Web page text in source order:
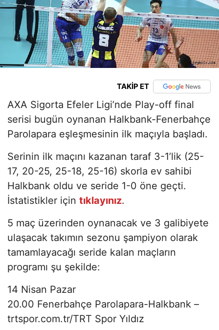
TAKİP ET
AXA Sigorta Efeler Ligi’nde Play-off final
serisi bugün oynanan Halkbank-Fenerbahçe
Parolapara eşleşmesinin ilk maçıyla başladı.
Serinin ilk maçını kazanan taraf 3-1’lik (25-
17, 20-25, 25-18, 25-16) skorla ev sahibi
Halkbank oldu ve seride 1-0 öne geçti.
İstatistikler için tıklayınız.
5 maç üzerinden oynanacak ve 3 galibiyete
ulaşacak takımın sezonu şampiyon olarak
tamamlayacağı seride kalan maçların
programı şu şekilde:
14 Nisan Pazar
20.00 Fenerbahçe Parolapara-Halkbank –
trtspor.com.tr/TRT Spor Yıldız